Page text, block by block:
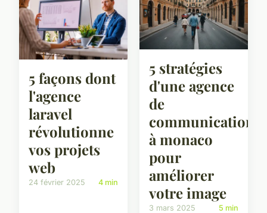
5 façons dont
l'agence
laravel
révolutionne
vos projets
web
24 février 2025 4 min
5 stratégies
d'une agence
de
communication
à monaco
pour
améliorer
votre image
3 mars 2025 5 min